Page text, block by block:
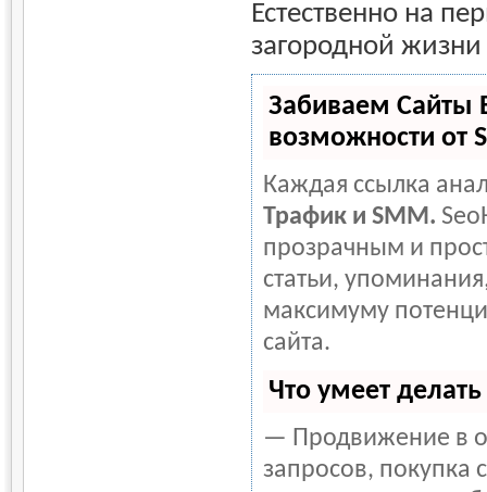
Естественно на
загородной жизни
Забиваем
возможности от
Каждая ссылка
Трафик и SMM.
прозрачным и
статьи,
максимуму
сайта.
Что умеет
— Продвижение в
запросов, покупка